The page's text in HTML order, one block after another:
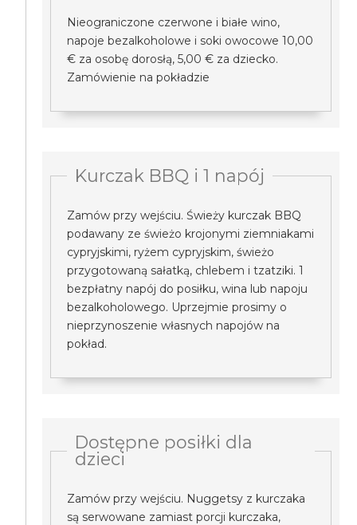
Nieograniczone czerwone i białe wino,
napoje bezalkoholowe i soki owocowe 10,00
€ za osobę dorosłą, 5,00 € za dziecko.
Zamówienie na pokładzie
Kurczak BBQ i 1 napój
Zamów przy wejściu. Świeży kurczak BBQ
podawany ze świeżo krojonymi ziemniakami
cypryjskimi, ryżem cypryjskim, świeżo
przygotowaną sałatką, chlebem i tzatziki. 1
bezpłatny napój do posiłku, wina lub napoju
bezalkoholowego. Uprzejmie prosimy o
nieprzynoszenie własnych napojów na
pokład.
Dostępne posiłki dla
dzieci
Zamów przy wejściu. Nuggetsy z kurczaka
są serwowane zamiast porcji kurczaka,